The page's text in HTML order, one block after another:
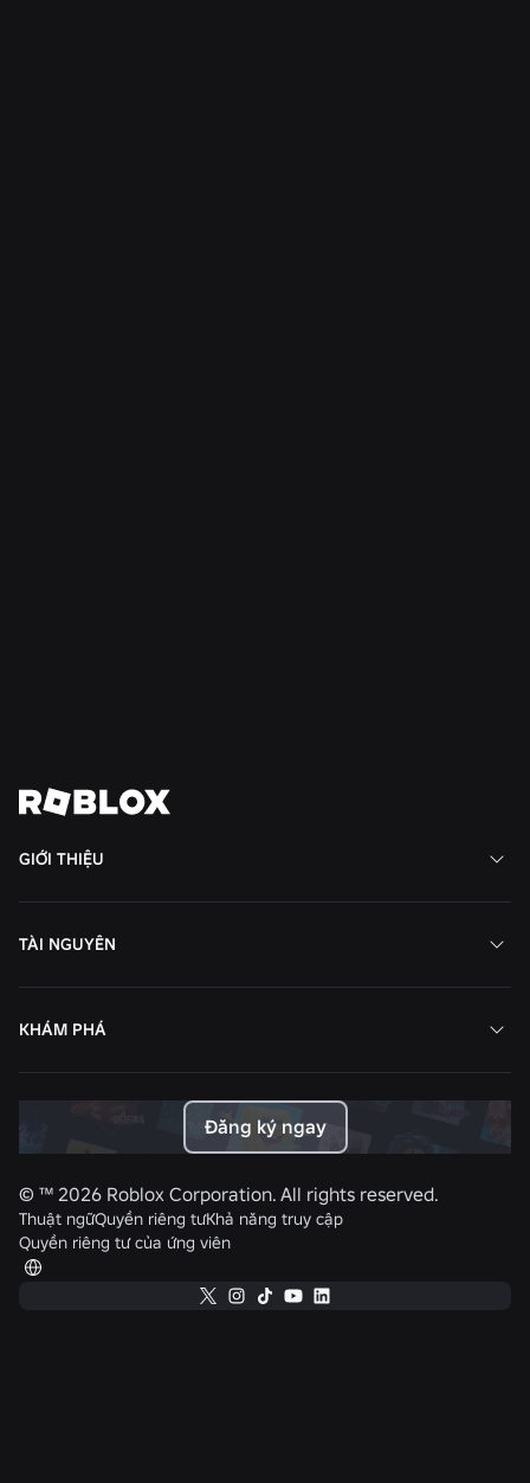
GIỚI THIỆU
TÀI NGUYÊN
KHÁM PHÁ
Đăng ký ngay
© ™ 2026 Roblox Corporation. All rights reserved.
Thuật ngữQuyền riêng tưKhả năng truy cập
Quyền riêng tư của ứng viên